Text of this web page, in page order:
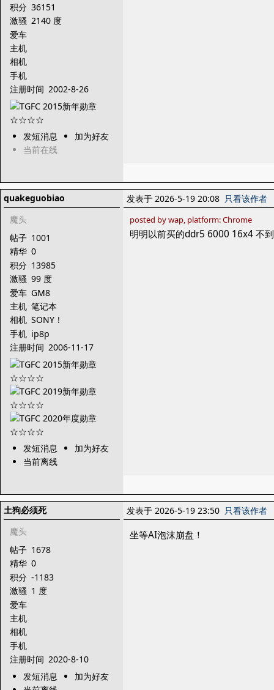
积分 36151
激骚 2140 度
爱车
主机
相机
手机
注册时间 2002-8-26
发短消息
加为好友
当前在线
quakeguobiao
魔头
帖子 1001
精华 0
积分 13985
激骚 99 度
爱车 GM8
主机 笔记本
相机 SONY！
手机 ip8p
注册时间 2006-11-17
发短消息
加为好友
当前离线
发表于 2026-5-19 20:08 只看该作者
posted by wap, platform: Chrome
明明以前买的ddr5 6000 16x4 不
土狗必须死
魔头
帖子 1678
精华 0
积分 -1183
激骚 1 度
爱车
主机
相机
手机
注册时间 2020-8-10
发短消息
加为好友
发表于 2026-5-19 23:50 只看该作者
坐等AI泡沫崩盘！